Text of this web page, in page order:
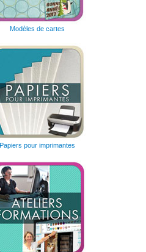
Modèles de cartes
Papiers pour imprimantes